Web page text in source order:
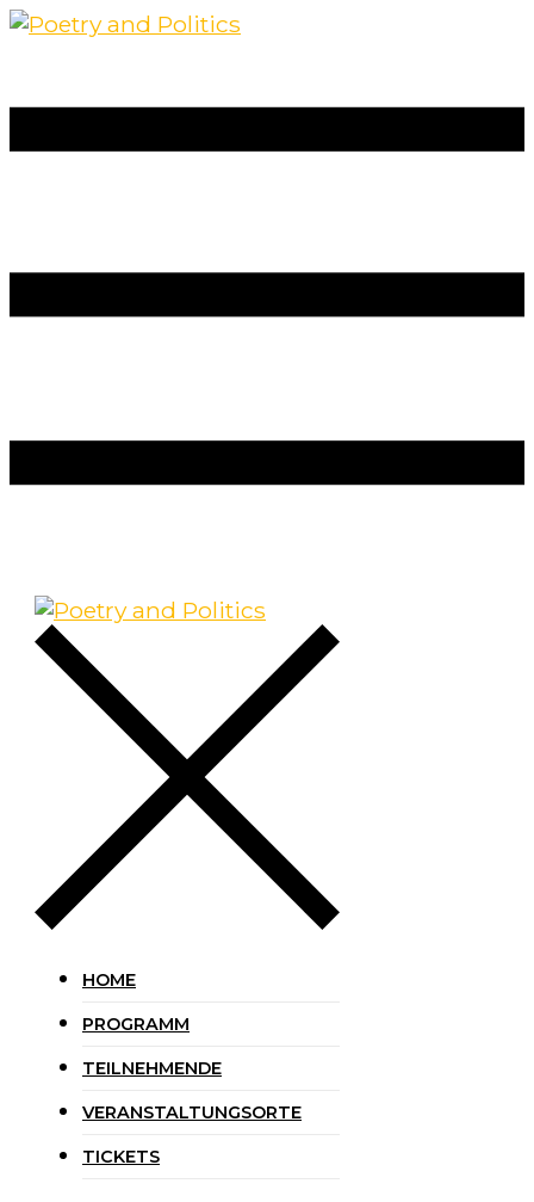
HOME
PROGRAMM
TEILNEHMENDE
VERANSTALTUNGSORTE
TICKETS